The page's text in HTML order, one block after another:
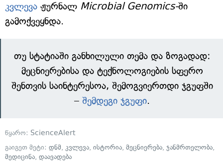
კვლევა ჟურნალ Microbial Genomics-ში
გამოქვეყნდა.
თუ სტატიაში განხილული თემა და ზოგადად:
მეცნიერებისა და ტექნოლოგიების სფერო
შენთვის საინტერესოა, შემოგვიერთდი ჯგუფში
– შემდეგი ჯგუფი.
წყარო: ScienceAlert
გაიგეთ მეტი: დნმ, კვლევა, ისტორია, მეცნიერება, ჯანმრთელობა,
მედიცინა, დაავადება